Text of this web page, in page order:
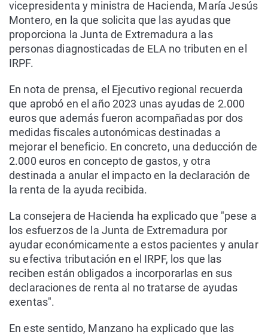
vicepresidenta y ministra de Hacienda, María Jesús
Montero, en la que solicita que las ayudas que
proporciona la Junta de Extremadura a las
personas diagnosticadas de ELA no tributen en el
IRPF.
En nota de prensa, el Ejecutivo regional recuerda
que aprobó en el año 2023 unas ayudas de 2.000
euros que además fueron acompañadas por dos
medidas fiscales autonómicas destinadas a
mejorar el beneficio. En concreto, una deducción de
2.000 euros en concepto de gastos, y otra
destinada a anular el impacto en la declaración de
la renta de la ayuda recibida.
La consejera de Hacienda ha explicado que "pese a
los esfuerzos de la Junta de Extremadura por
ayudar económicamente a estos pacientes y anular
su efectiva tributación en el IRPF, los que las
reciben están obligados a incorporarlas en sus
declaraciones de renta al no tratarse de ayudas
exentas".
En este sentido, Manzano ha explicado que las